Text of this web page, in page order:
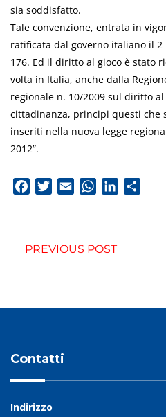
sia soddisfatto.
Tale convenzione, entrata in
ratificata dal governo italiano il 2
176. Ed il diritto al gioco è stato
volta in Italia, anche dalla
regionale n. 10/2009 sul diritto
cittadinanza, principi questi che
inseriti nella nuova legge
2012”.
FacebookTwitterEmail WhatsApp
LinkedIn
PREVIOUS POST
Contatti
Indirizzo